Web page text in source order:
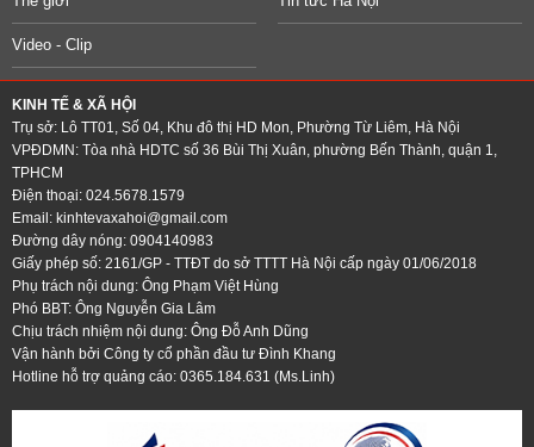
Video - Clip
KINH TẾ & XÃ HỘI
Trụ sở: Lô TT01, Số 04, Khu đô thị HD Mon, Phường Từ Liêm, Hà Nội
VPĐDMN: Tòa nhà HDTC số 36 Bùi Thị Xuân, phường Bến Thành, quận 1,
TPHCM
Điện thoại: 024.5678.1579
Email: kinhtevaxahoi@gmail.com
Đường dây nóng: 0904140983
Giấy phép số: 2161/GP - TTĐT do sở TTTT Hà Nội cấp ngày 01/06/2018
Phụ trách nội dung: Ông Phạm Việt Hùng
Phó BBT: Ông Nguyễn Gia Lâm
Chịu trách nhiệm nội dung: Ông Đỗ Anh Dũng
Vận hành bởi Công ty cổ phần đầu tư Đình Khang
Hotline hỗ trợ quảng cáo: 0365.184.631 (Ms.Linh)